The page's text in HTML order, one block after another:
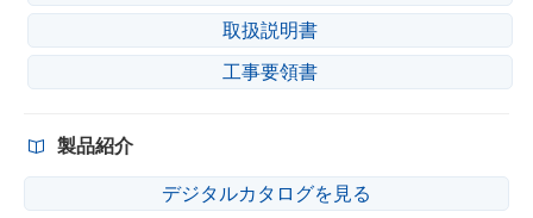
取扱説明書
工事要領書
製品紹介
デジタルカタログを見る